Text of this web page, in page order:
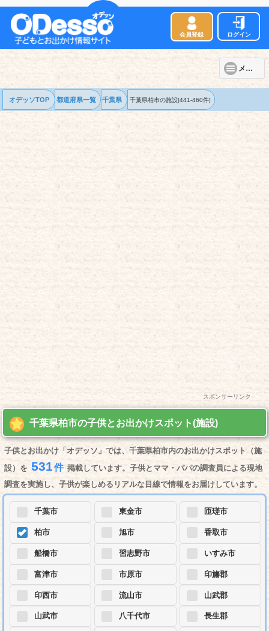
会員登録 ログイン
メニュー
オデッソTOP 都道府県一覧 千葉県 千葉県柏市の施設[441-460件]
スポンサーリンク
千葉県柏市の子供とお出かけスポット(施設)
子供とお出かけ「オデッソ」では、千葉県柏市内のお出かけスポット（施
設）を 531件 掲載しています。子供とママ・パパの調査員による現地
調査を実施し、子供が楽しめるリアルな目線で情報をお届けしています。
千葉市
柏市
船橋市
富津市
印西市
山武市
東金市
旭市
習志野市
市原市
流山市
八千代市
匝瑳市
香取市
いすみ市
印旛郡
山武郡
長生郡